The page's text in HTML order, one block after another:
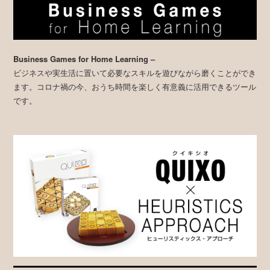
Business Games for Home Learning –
ビジネスや実生活に置いて必要なスキルを遊びながら磨くことができ
ます。コロナ禍の今、おうち時間を楽しく有意義に活用できるツール
です。